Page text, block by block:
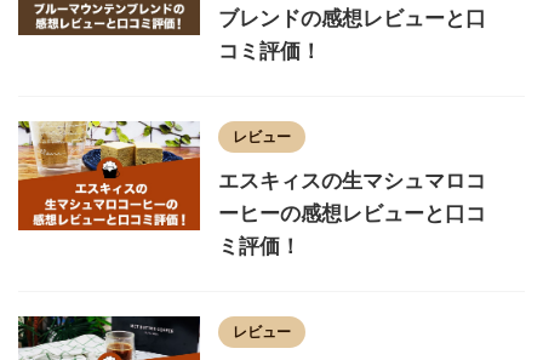
ブレンドの感想レビューと口
コミ評価！
レビュー
エスキィスの生マシュマロコ
ーヒーの感想レビューと口コ
ミ評価！
レビュー